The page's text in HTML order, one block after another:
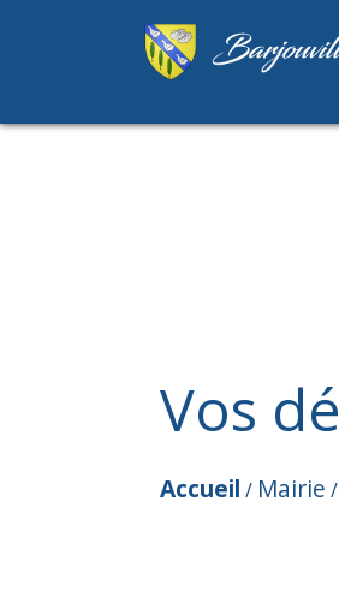
Vos
Accueil / Mairie /